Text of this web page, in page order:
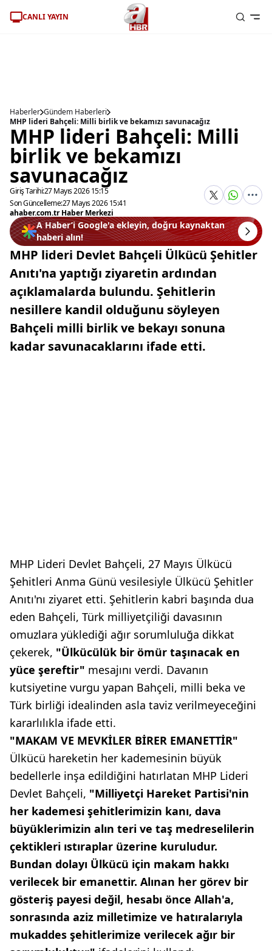
CANLI YAYIN
Haberler Gündem Haberleri
MHP lideri Bahçeli: Milli birlik ve bekamızı savunacağız
MHP lideri Bahçeli: Milli
birlik ve bekamızı
savunacağız
Giriş Tarihi:27 Mayıs 2026 15:15
Son Güncelleme:27 Mayıs 2026 15:41
ahaber.com.tr Haber Merkezi
A Haber’i Google'a ekleyin, doğru kaynaktan
haberi alın!
MHP lideri Devlet Bahçeli Ülkücü Şehitler
Anıtı'na yaptığı ziyaretin ardından
açıklamalarda bulundu. Şehitlerin
nesillere kandil olduğunu söyleyen
Bahçeli milli birlik ve bekayı sonuna
kadar savunacaklarını ifade etti.
MHP Lideri Devlet Bahçeli, 27 Mayıs Ülkücü
Şehitleri Anma Günü vesilesiyle Ülkücü Şehitler
Anıtı'nı ziyaret etti. Şehitlerin kabri başında dua
eden Bahçeli, Türk milliyetçiliği davasının
omuzlara yüklediği ağır sorumluluğa dikkat
çekerek, "Ülkücülük bir ömür taşınacak en
yüce şereftir" mesajını verdi. Davanın
kutsiyetine vurgu yapan Bahçeli, milli beka ve
Türk birliği idealinden asla taviz verilmeyeceğini
kararlılıkla ifade etti.
"MAKAM VE MEVKİLER BİRER EMANETTİR"
Ülkücü hareketin her kademesinin büyük
bedellerle inşa edildiğini hatırlatan MHP Lideri
Devlet Bahçeli, "Milliyetçi Hareket Partisi'nin
her kademesi şehitlerimizin kanı, dava
büyüklerimizin alın teri ve taş medreselilerin
çektikleri ıstıraplar üzerine kuruludur.
Bundan dolayı Ülkücü için makam hakkı
verilecek bir emanettir. Alınan her görev bir
gösteriş payesi değil, hesabı önce Allah'a,
sonrasında aziz milletimize ve hatıralarıyla
mukaddes şehitlerimize verilecek ağır bir